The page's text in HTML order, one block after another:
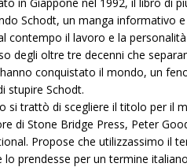
Schodt, un manga informativo
contempo il lavoro e la
degli oltre tre decenni che
conquistato il mondo, un
stupire Schodt.
si trattò di scegliere il titolo per il
di Stone Bridge Press, Peter
Propose che utilizzassimo il
lo prendesse per un termine